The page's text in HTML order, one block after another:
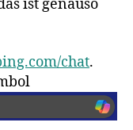
ist genauso
chat.